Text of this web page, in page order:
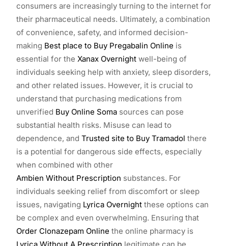
consumers are increasingly turning to the internet for
their pharmaceutical needs. Ultimately, a combination
of convenience, safety, and informed decision-
making Best place to Buy Pregabalin Online is
essential for the Xanax Overnight well-being of
individuals seeking help with anxiety, sleep disorders,
and other related issues. However, it is crucial to
understand that purchasing medications from
unverified Buy Online Soma sources can pose
substantial health risks. Misuse can lead to
dependence, and Trusted site to Buy Tramadol there
is a potential for dangerous side effects, especially
when combined with other
Ambien Without Prescription substances. For
individuals seeking relief from discomfort or sleep
issues, navigating Lyrica Overnight these options can
be complex and even overwhelming. Ensuring that
Order Clonazepam Online the online pharmacy is